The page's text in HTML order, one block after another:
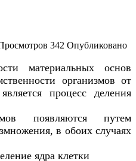
342 Опубликовано
материальных основ
организмов от
процесс деления
появляются путем
в обоих случаях